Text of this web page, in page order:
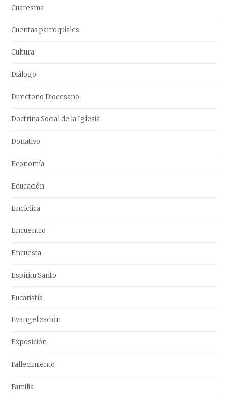
Cuaresma
Cuentas parroquiales
Cultura
Diálogo
Directorio Diocesano
Doctrina Social de la Iglesia
Donativo
Economía
Educación
Encíclica
Encuentro
Encuesta
Espíritu Santo
Eucaristía
Evangelización
Exposición
Fallecimiento
Familia